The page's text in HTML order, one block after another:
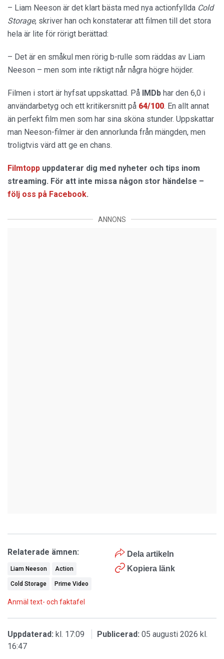
– Liam Neeson är det klart bästa med nya actionfyllda Cold
Storage, skriver han och konstaterar att filmen till det stora
hela är lite för rörigt berättad:
– Det är en småkul men rörig b-rulle som räddas av Liam
Neeson – men som inte riktigt når några högre höjder.
Filmen i stort är hyfsat uppskattad. På IMDb har den 6,0 i
användarbetyg och ett kritikersnitt på 64/100. En allt annat
än perfekt film men som har sina sköna stunder. Uppskattar
man Neeson-filmer är den annorlunda från mängden, men
troligtvis värd att ge en chans.
Filmtopp uppdaterar dig med nyheter och tips inom
streaming. För att inte missa någon stor händelse –
följ oss på Facebook.
ANNONS
Dela artikeln
Kopiera länk
Relaterade ämnen:
Liam Neeson Action
Cold Storage Prime Video
Anmäl text- och faktafel
Uppdaterad: kl. 17:09 Publicerad: 05 augusti 2026 kl.
16:47